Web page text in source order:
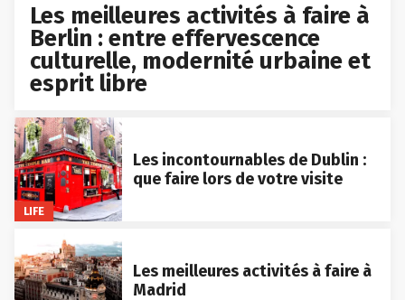
Les meilleures activités à faire à
Berlin : entre effervescence
culturelle, modernité urbaine et
esprit libre
LIFE
Les incontournables de Dublin :
que faire lors de votre visite
Les meilleures activités à faire à
Madrid